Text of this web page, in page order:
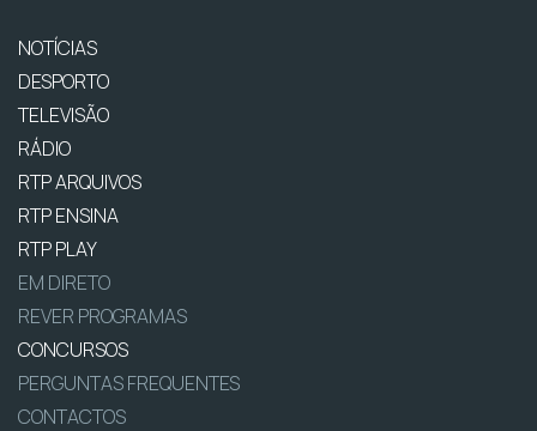
NOTÍCIAS
DESPORTO
TELEVISÃO
RÁDIO
RTP ARQUIVOS
RTP ENSINA
RTP PLAY
EM DIRETO
REVER PROGRAMAS
CONCURSOS
PERGUNTAS FREQUENTES
CONTACTOS